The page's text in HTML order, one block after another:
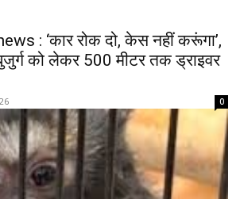
: ‘कार रोक दो, केस नहीं करूंगा’,
को लेकर 500 मीटर तक ड्राइवर
0